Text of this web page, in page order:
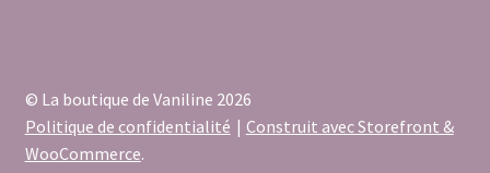
© La boutique de Vaniline 2026
Politique de confidentialité
Construit avec Storefront &
WooCommerce.